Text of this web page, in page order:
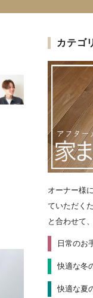
カテゴ
オーナー様
ていただく
と合わせて
日常のお
快適な冬
快適な夏